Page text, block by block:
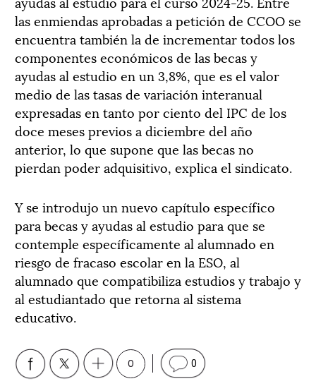
las enmiendas aprobadas a petición de CCOO se
encuentra también la de incrementar todos los
componentes económicos de las becas y
ayudas al estudio en un 3,8%, que es el valor
medio de las tasas de variación interanual
expresadas en tanto por ciento del IPC de los
doce meses previos a diciembre del año
anterior, lo que supone que las becas no
pierdan poder adquisitivo, explica el sindicato.
Y se introdujo un nuevo capítulo específico
para becas y ayudas al estudio para que se
contemple específicamente al alumnado en
riesgo de fracaso escolar en la ESO, al
alumnado que compatibiliza estudios y trabajo y
al estudiantado que retorna al sistema
educativo.
0 0